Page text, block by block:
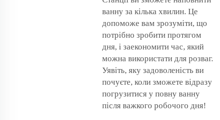
ванну за кілька хвилин. Це
допоможе вам зрозуміти, що
потрібно зробити протягом
дня, і заекономити час, який
можна використати для розваг.
Уявіть, яку задоволеність ви
почуєте, коли зможете відразу
погрузитися у повну ванну
після важкого робочого дня!